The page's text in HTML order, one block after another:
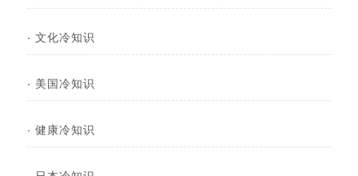
· 文化冷知识
· 美国冷知识
· 健康冷知识